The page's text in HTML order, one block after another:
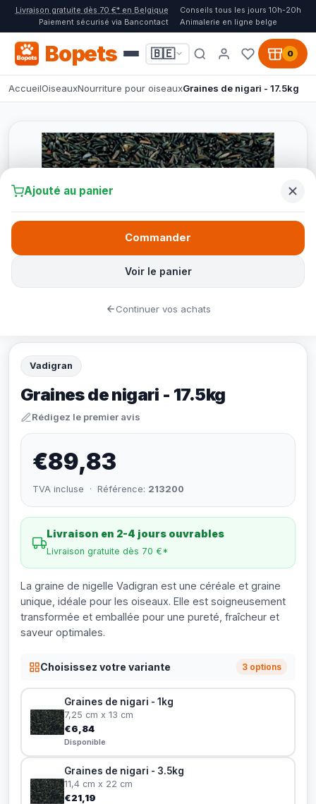
Livraison gratuite dès 70 €* en Belgique
Conseils tous les jours 10h-20h
Paiement sécurisé via Bancontact
Animalerie en ligne belge
Bopets 🇧🇪 0
AccueilOiseauxNourriture pour oiseauxGraines de nigari - 17.5kg
Vadigran
Graines de nigari - 17.5kg
Rédigez le premier avis
€89,83
TVA incluse · Référence: 213200
Livraison en 2-4 jours ouvrables
Livraison gratuite dès 70 €*
La graine de nigelle Vadigran est une céréale et graine
unique, idéale pour les oiseaux. Elle est soigneusement
transformée et emballée pour une pureté, fraîcheur et
saveur optimales.
Choisissez votre variante 3 options
Graines de nigari - 1kg
7,25 cm x 13 cm
€6,84
Disponible
Graines de nigari - 3.5kg
11,4 cm x 22 cm
€21,19
Ajouté au panier
Voir le panier
Commander
Continuer vos achats